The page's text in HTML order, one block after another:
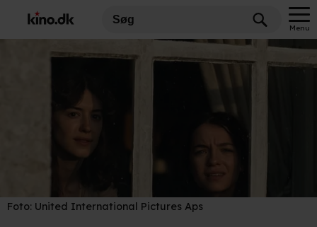
Menu
Foto: United International Pictures Aps